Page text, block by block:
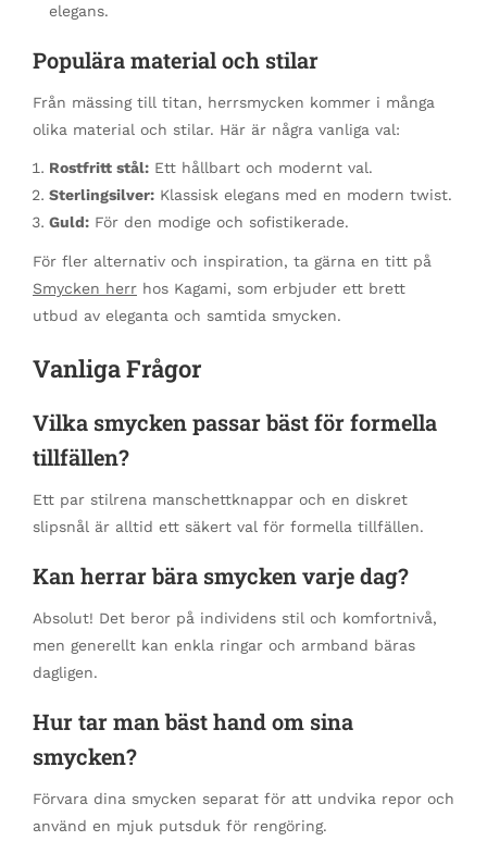
elegans.
Populära material och stilar
Från mässing till titan, herrsmycken kommer i många
olika material och stilar. Här är några vanliga val:
Rostfritt stål: Ett hållbart och modernt val.
Sterlingsilver: Klassisk elegans med en modern twist.
Guld: För den modige och sofistikerade.
För fler alternativ och inspiration, ta gärna en titt på
Smycken herr hos Kagami, som erbjuder ett brett
utbud av eleganta och samtida smycken.
Vanliga Frågor
Vilka smycken passar bäst för formella
tillfällen?
Ett par stilrena manschettknappar och en diskret
slipsnål är alltid ett säkert val för formella tillfällen.
Kan herrar bära smycken varje dag?
Absolut! Det beror på individens stil och komfortnivå,
men generellt kan enkla ringar och armband bäras
dagligen.
Hur tar man bäst hand om sina
smycken?
Förvara dina smycken separat för att undvika repor och
använd en mjuk putsduk för rengöring.